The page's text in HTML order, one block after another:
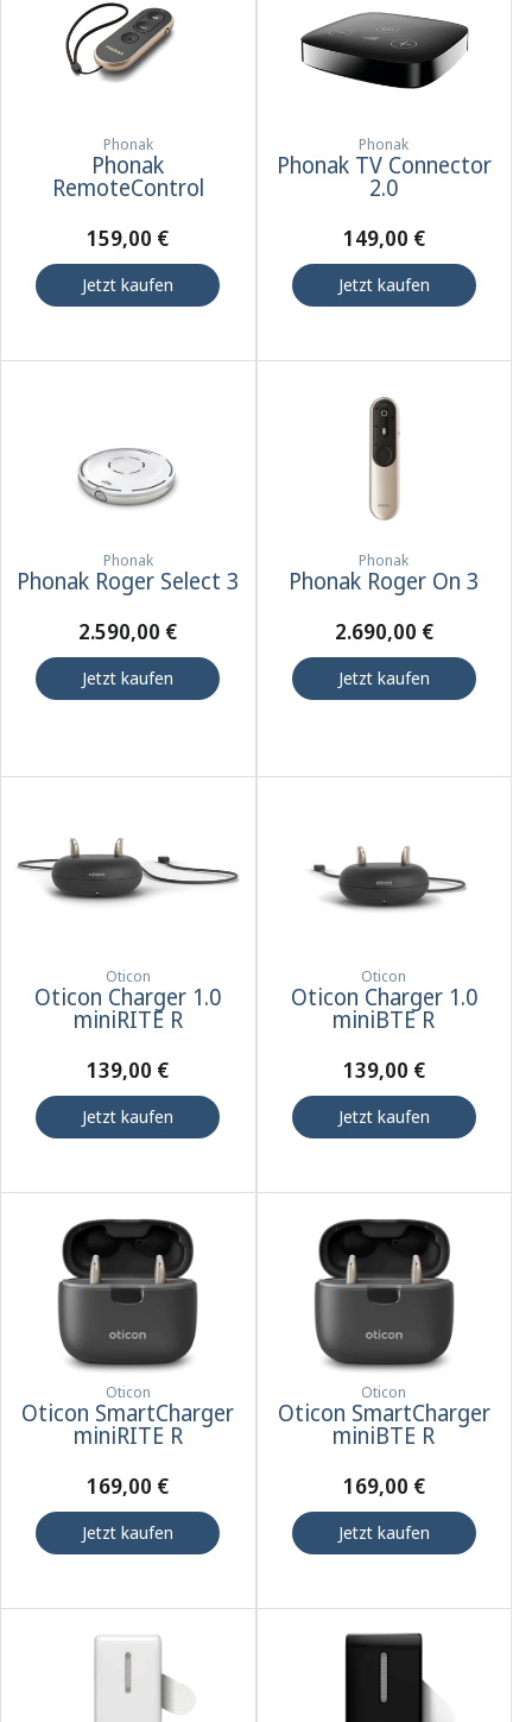
Phonak
Phonak
RemoteControl
159,00 €
Jetzt kaufen
Phonak
Phonak TV Connector
2.0
149,00 €
Jetzt kaufen
Phonak
Phonak Roger Select 3
2.590,00 €
Jetzt kaufen
Phonak
Phonak Roger On 3
2.690,00 €
Jetzt kaufen
Oticon
Oticon Charger 1.0
miniRITE R
139,00 €
Jetzt kaufen
Oticon
Oticon Charger 1.0
miniBTE R
139,00 €
Jetzt kaufen
Oticon
Oticon SmartCharger
miniRITE R
169,00 €
Jetzt kaufen
Oticon
Oticon SmartCharger
miniBTE R
169,00 €
Jetzt kaufen